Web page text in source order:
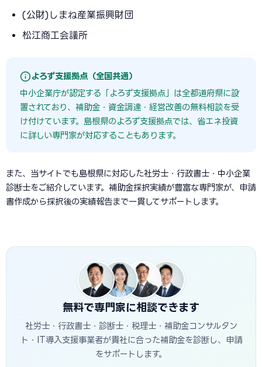
(公財)しまね産業振興財団
松江商工会議所
よろず支援拠点（全国共通）
中小企業庁が認定する「よろず支援拠点」は全都道府県に設
置されており、補助金・資金調達・経営改善の無料相談を受
け付けています。島根県のよろず支援拠点では、省エネ投資
に詳しい専門家が対応することもあります。
また、当サイトでも島根県に対応した社労士・行政書士・中小企業
診断士をご紹介しています。補助金採択実績が豊富な専門家が、申請
書作成から採択後の実績報告まで一貫してサポートします。
無料で専門家に相談できます
社労士・行政書士・診断士・税理士・補助金コンサルタン
ト・IT導入支援事業者が貴社に合った補助金を診断し、申請
をサポートします。